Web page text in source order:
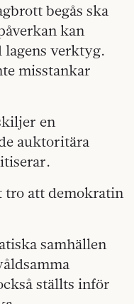
begås ska
kan
lagens verktyg.
misstankar
en
auktoritära
tro att demokratin
samhällen
ställts inför